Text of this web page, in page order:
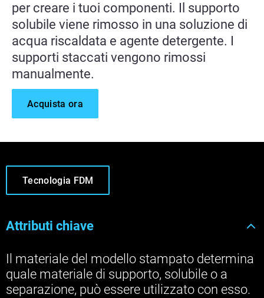
per creare i tuoi componenti. Il supporto
solubile viene rimosso in una soluzione di
acqua riscaldata e agente detergente. I
supporti staccati vengono rimossi
manualmente.
Acquista ora
Attributi chiave
Il materiale del modello stampato determina
quale materiale di supporto, solubile o a
separazione, può essere utilizzato con esso.
Tecnologia FDM